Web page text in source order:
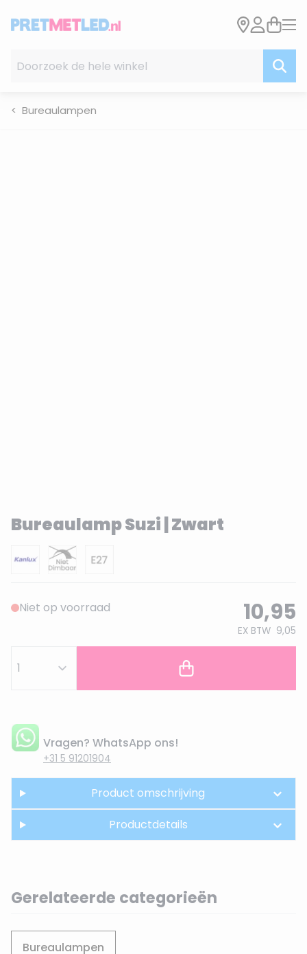
Bureaulampen
Bureaulamp Suzi | Zwart
Niet op voorraad 10,95
EX BTW 9,05
Vragen? WhatsApp ons!
+31 5 91201904
Product omschrijving
Productdetails
Gerelateerde categorieën
Bureaulampen